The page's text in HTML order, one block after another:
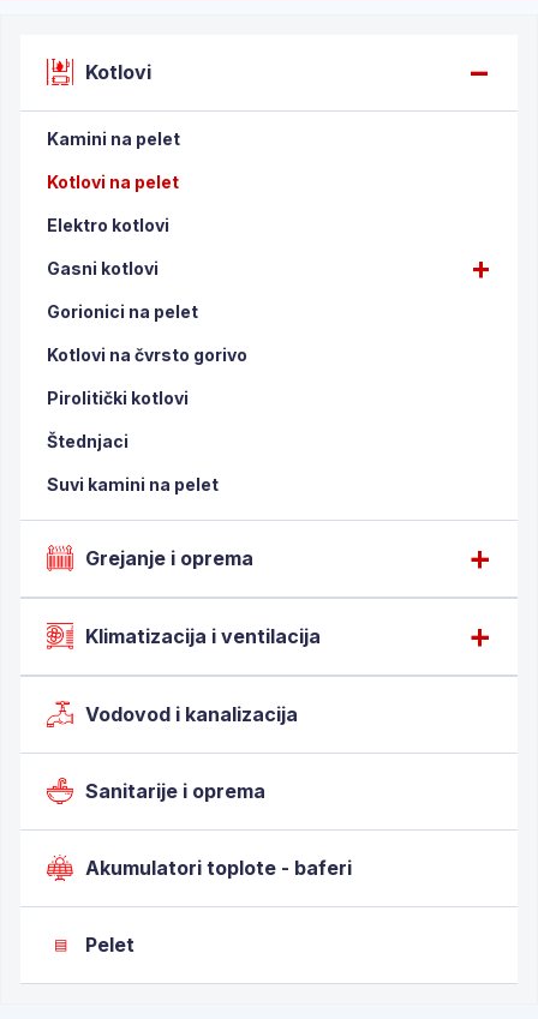
Kotlovi
Kamini na pelet
Kotlovi na pelet
Elektro kotlovi
Gasni kotlovi
Gorionici na pelet
Kotlovi na čvrsto gorivo
Pirolitički kotlovi
Štednjaci
Suvi kamini na pelet
Grejanje i oprema
Klimatizacija i ventilacija
Vodovod i kanalizacija
Sanitarije i oprema
Akumulatori toplote - baferi
▤ Pelet